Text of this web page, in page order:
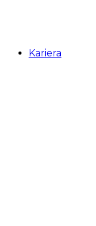
Kariera